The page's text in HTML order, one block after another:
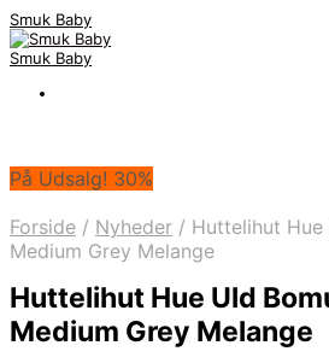
Smuk Baby
Smuk Baby
På Udsalg! 30%
Forside / Nyheder / Huttelihut
Medium Grey Melange
Huttelihut Hue Uld
Medium Grey Melange